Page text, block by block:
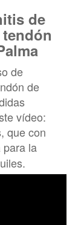
de
de
de
vídeo:
que con
para la